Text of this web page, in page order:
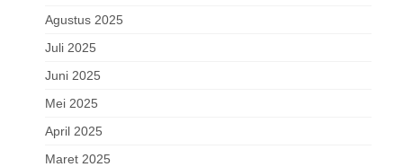
Agustus 2025
Juli 2025
Juni 2025
Mei 2025
April 2025
Maret 2025